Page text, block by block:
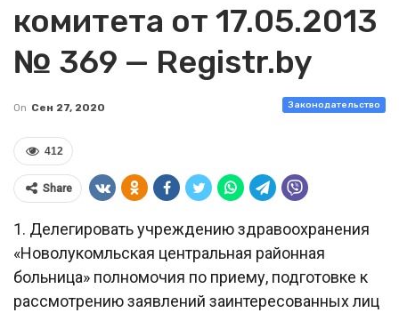
комитета от 17.05.2013
№ 369 — Registr.by
Законодательство
On Сен 27, 2020
412
Share
1. Делегировать учреждению здравоохранения
«Новолукомльская центральная районная
больница» полномочия по приему, подготовке к
рассмотрению заявлений заинтересованных лиц